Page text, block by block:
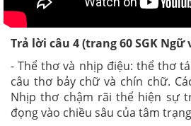
Trả lời câu 4 (trang 60 SGK Ngữ
- Thể thơ và nhịp điệu: thể thơ
câu thơ bảy chữ và chín chữ.
Nhịp thơ chậm rãi thể hiện sự
đọng vào chiều sâu của tâm